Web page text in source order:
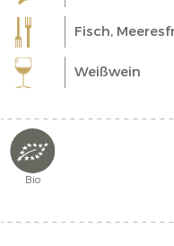
Fisch,
Weißwein
Bio